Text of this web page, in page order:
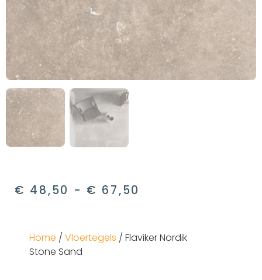
€ 48,50 - € 67,50
Home / Vloertegels / Flaviker Nordik
Stone Sand